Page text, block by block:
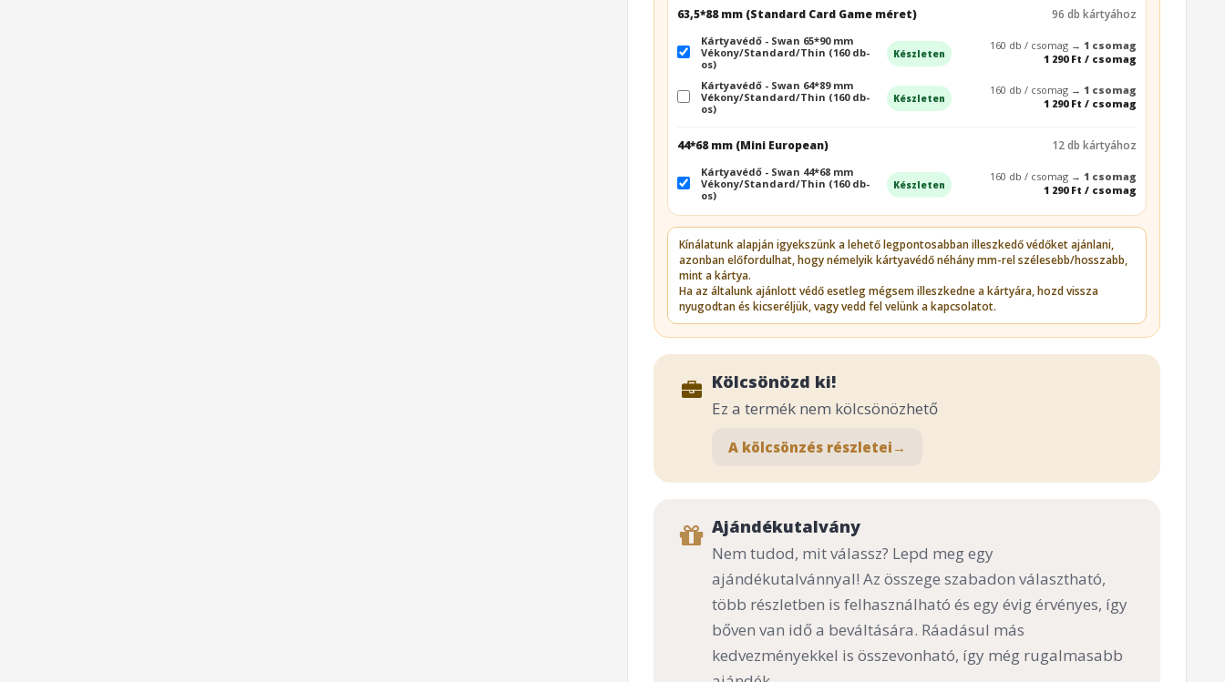
63,5*88 mm (Standard Card Game méret) 96 db kártyához
Kártyavédő - Swan 65*90 mm
Vékony/Standard/Thin (160 db-
os)
Készleten
160 db / csomag →1 csomag
1 290 Ft / csomag
Kártyavédő - Swan 64*89 mm
Vékony/Standard/Thin (160 db-
os)
Készleten
160 db / csomag →1 csomag
1 290 Ft / csomag
44*68 mm (Mini European) 12 db kártyához
Kártyavédő - Swan 44*68 mm
Vékony/Standard/Thin (160 db-
os)
Készleten
160 db / csomag →1 csomag
1 290 Ft / csomag
Kínálatunk alapján igyekszünk a lehető legpontosabban illeszkedő védőket ajánlani,
azonban előfordulhat, hogy némelyik kártyavédő néhány mm-rel szélesebb/hosszabb,
mint a kártya.
Ha az általunk ajánlott védő esetleg mégsem illeszkedne a kártyára, hozd vissza
nyugodtan és kicseréljük, vagy vedd fel velünk a kapcsolatot.
Kölcsönözd ki!
Ez a termék nem kölcsönözhető
A kölcsönzés részletei →
Ajándékutalvány
Nem tudod, mit válassz? Lepd meg egy
ajándékutalvánnyal! Az összege szabadon választható,
több részletben is felhasználható és egy évig érvényes, így
bőven van idő a beváltására. Ráadásul más
kedvezményekkel is összevonható, így még rugalmasabb